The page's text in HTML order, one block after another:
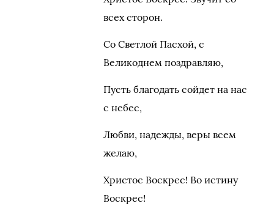
всех сторон.
Со Светлой Пасхой, с
Великоднем поздравляю,
Пусть благодать сойдет на нас
с небес,
Любви, надежды, веры всем
желаю,
Христос Воскрес! Во истину
Воскрес!